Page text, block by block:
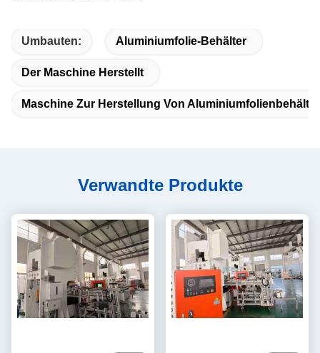
Umbauten: Aluminiumfolie-Behälter
Der Maschine Herstellt
Maschine Zur Herstellung Von
Verwandte Produkte